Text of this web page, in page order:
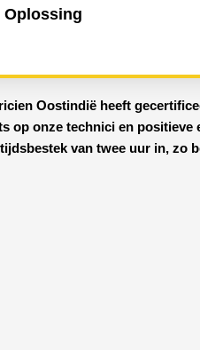
Oplossing
Oostindië heeft
op onze technici en positieve
van twee uur in,